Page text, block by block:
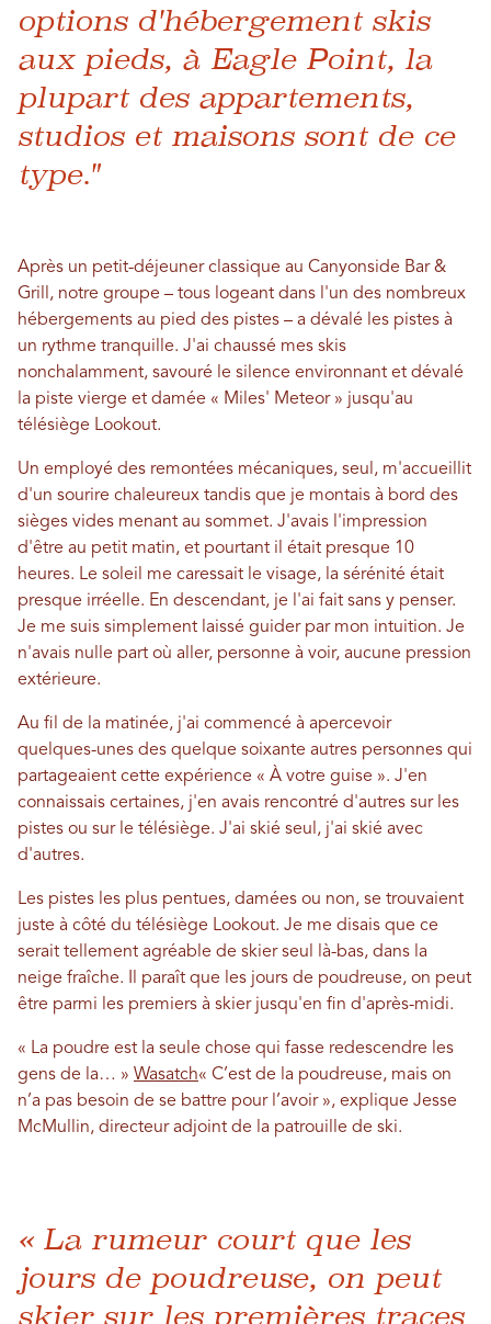
options d'hébergement skis
aux pieds, à Eagle Point, la
plupart des appartements,
studios et maisons sont de ce
type."
Après un petit-déjeuner classique au Canyonside Bar &
Grill, notre groupe – tous logeant dans l'un des nombreux
hébergements au pied des pistes – a dévalé les pistes à
un rythme tranquille. J'ai chaussé mes skis
nonchalamment, savouré le silence environnant et dévalé
la piste vierge et damée « Miles' Meteor » jusqu'au
télésiège Lookout.
Un employé des remontées mécaniques, seul, m'accueillit
d'un sourire chaleureux tandis que je montais à bord des
sièges vides menant au sommet. J'avais l'impression
d'être au petit matin, et pourtant il était presque 10
heures. Le soleil me caressait le visage, la sérénité était
presque irréelle. En descendant, je l'ai fait sans y penser.
Je me suis simplement laissé guider par mon intuition. Je
n'avais nulle part où aller, personne à voir, aucune pression
extérieure.
Au fil de la matinée, j'ai commencé à apercevoir
quelques-unes des quelque soixante autres personnes qui
partageaient cette expérience « À votre guise ». J'en
connaissais certaines, j'en avais rencontré d'autres sur les
pistes ou sur le télésiège. J'ai skié seul, j'ai skié avec
d'autres.
Les pistes les plus pentues, damées ou non, se trouvaient
juste à côté du télésiège Lookout. Je me disais que ce
serait tellement agréable de skier seul là-bas, dans la
neige fraîche. Il paraît que les jours de poudreuse, on peut
être parmi les premiers à skier jusqu'en fin d'après-midi.
« La poudre est la seule chose qui fasse redescendre les
gens de la… » Wasatch« C’est de la poudreuse, mais on
n’a pas besoin de se battre pour l’avoir », explique Jesse
McMullin, directeur adjoint de la patrouille de ski.
« La rumeur court que les
jours de poudreuse, on peut
skier sur les premières traces